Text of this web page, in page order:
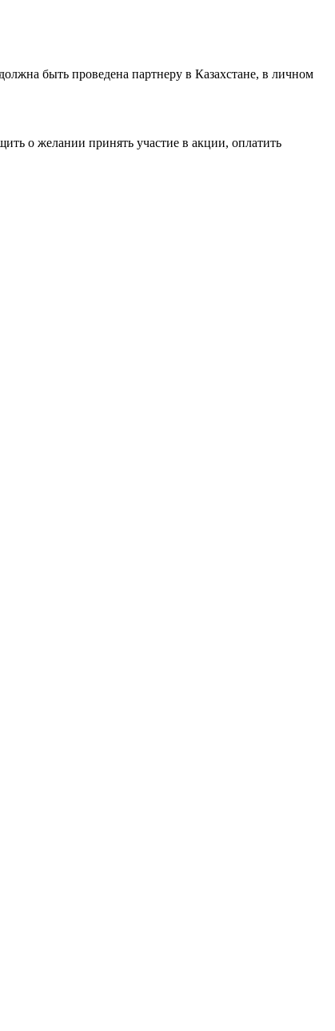
быть проведена партнеру в Казахстане, в личном
о желании принять участие в акции, оплатить